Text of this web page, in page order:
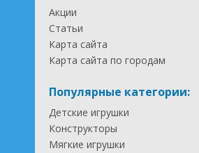
Акции
Статьи
Карта сайта
Карта сайта по городам
Популярные категории:
Детские игрушки
Конструкторы
Мягкие игрушки